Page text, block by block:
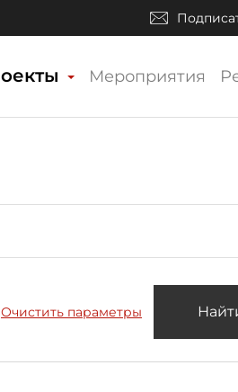
Мероприятия
Очистить параметры